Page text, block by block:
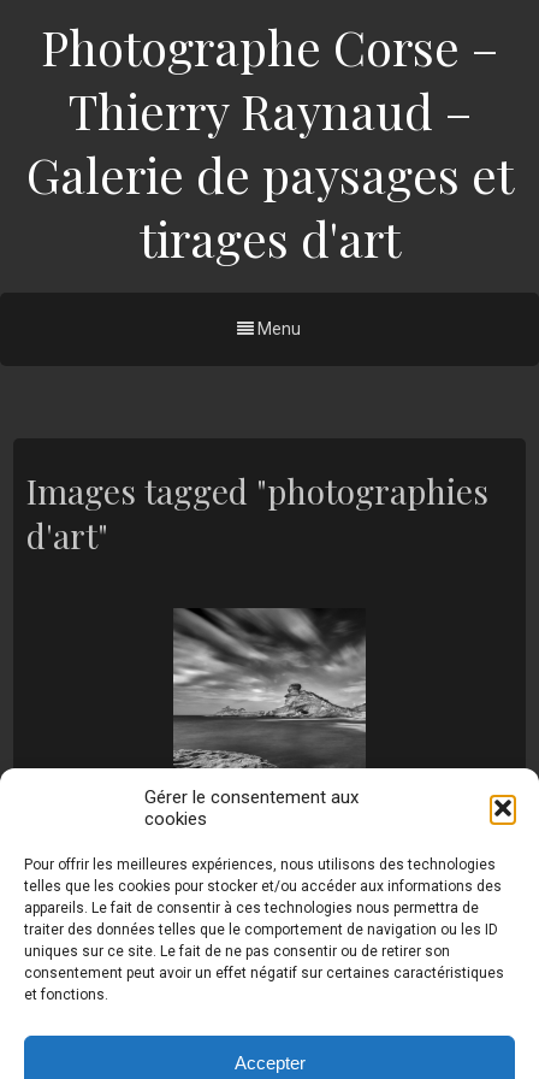
Gérer le consentement aux
cookies
Pour offrir les meilleures expériences, nous utilisons des technologies
telles que les cookies pour stocker et/ou accéder aux informations des
appareils. Le fait de consentir à ces technologies nous permettra de
traiter des données telles que le comportement de navigation ou les ID
uniques sur ce site. Le fait de ne pas consentir ou de retirer son
consentement peut avoir un effet négatif sur certaines caractéristiques
et fonctions.
Accepter
Photographe Corse –
Thierry Raynaud –
Galerie de paysages et
tirages d'art
Menu
Images tagged "photographies
d'art"
raynaud.com ©
Toutes les photos de ce site sont